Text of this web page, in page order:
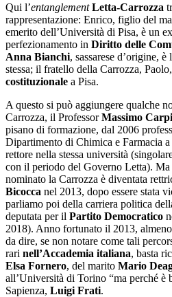
Qui l’entanglement Letta-Carrozza
rappresentazione: Enrico, figlio del
emerito dell’Università di Pisa, è un
perfezionamento in Diritto delle
Anna Bianchi, sassarese d’origine,
stessa; il fratello della Carrozza,
costituzionale a Pisa.
A questo si può aggiungere qualche
Carrozza, il ProfessorMassimo
pisano di formazione, dal 2006
Dipartimento di Chimica e Farmacia
rettore nella stessa università
con il periodo del Governo Letta). Ma
nominato la Carrozza è diventata
Bicocca nel 2013, dopo essere stata
parliamo poi della carriera politica
deputata per il Partito Democratico
2018). Anno fortunato il 2013,
da dire, se non notare come tali
rari nell’Accademia italiana, basta
Elsa Fornero, del marito Mario
all’Università di Torino “ma perché è
Sapienza, Luigi Frati.